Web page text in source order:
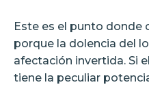
Este es el punto donde
porque la dolencia del
afectación invertida. Si
tiene la peculiar